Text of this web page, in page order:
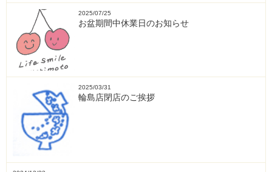
2025/07/25
お盆期間中休業日のお知らせ
2025/03/31
輪島店閉店のご挨拶